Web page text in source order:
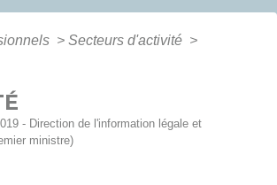
> Secteurs d'activité >
- Direction de l'information légale et
ministre)